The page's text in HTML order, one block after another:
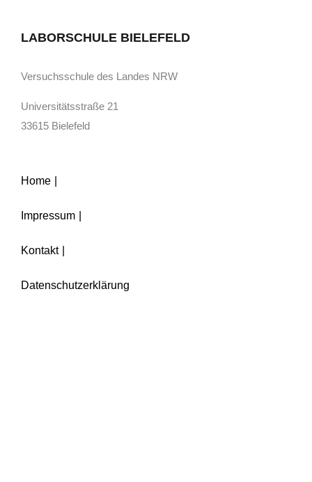
LABORSCHULE BIELEFELD
Versuchsschule des Landes NRW
Universitätsstraße 21
33615 Bielefeld
Home
Impressum
Kontakt
Datenschutzerklärung